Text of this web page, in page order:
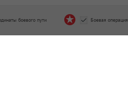
боевого пути Боевая операция